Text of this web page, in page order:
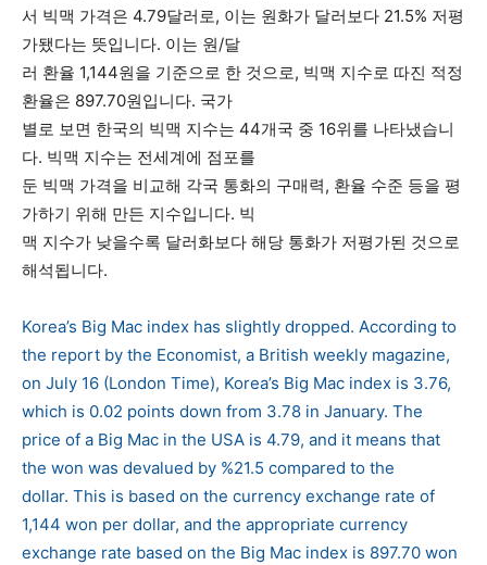
서 빅맥 가격은 4.79달러로, 이는 원화가 달러보다 21.5% 저평
가됐다는 뜻입니다. 이는 원/달
러 환율 1,144원을 기준으로 한 것으로, 빅맥 지수로 따진 적정
환율은 897.70원입니다. 국가
별로 보면 한국의 빅맥 지수는 44개국 중 16위를 나타냈습니
다. 빅맥 지수는 전세계에 점포를
둔 빅맥 가격을 비교해 각국 통화의 구매력, 환율 수준 등을 평
가하기 위해 만든 지수입니다. 빅
맥 지수가 낮을수록 달러화보다 해당 통화가 저평가된 것으로
해석됩니다.
Korea’s Big Mac index has slightly dropped. According to
the report by the Economist, a British weekly magazine,
on July 16 (London Time), Korea’s Big Mac index is 3.76,
which is 0.02 points down from 3.78 in January. The
price of a Big Mac in the USA is 4.79, and it means that
the won was devalued by %21.5 compared to the
dollar. This is based on the currency exchange rate of
1,144 won per dollar, and the appropriate currency
exchange rate based on the Big Mac index is 897.70 won